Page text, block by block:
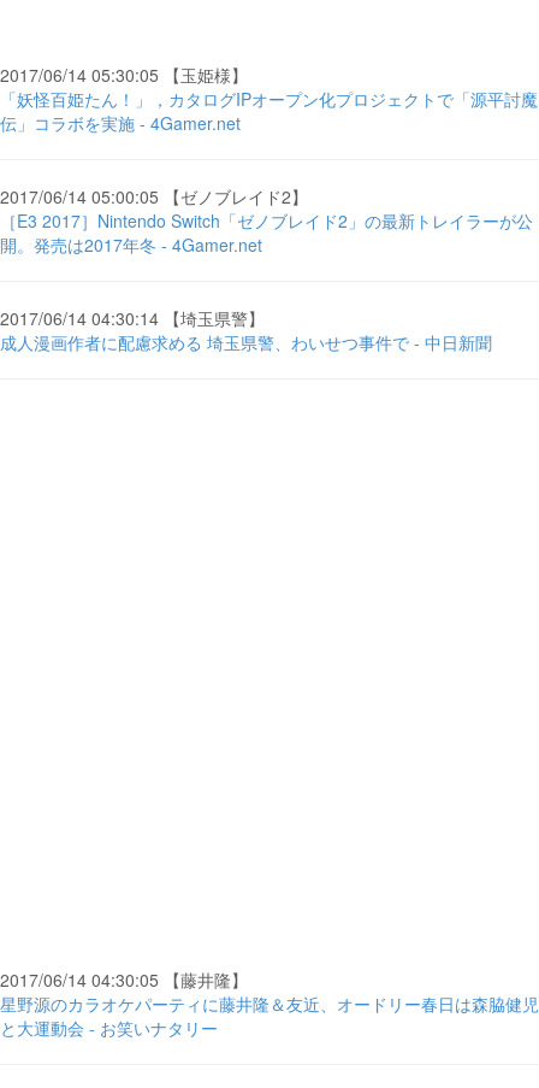
2017/06/14 05:30:05 【玉姫様】
「妖怪百姫たん！」，カタログIPオープン化プロジェクトで「源平討魔
伝」コラボを実施 - 4Gamer.net
2017/06/14 05:00:05 【ゼノブレイド2】
［E3 2017］Nintendo Switch「ゼノブレイド2」の最新トレイラーが公
開。発売は2017年冬 - 4Gamer.net
2017/06/14 04:30:14 【埼玉県警】
成人漫画作者に配慮求める 埼玉県警、わいせつ事件で - 中日新聞
2017/06/14 04:30:05 【藤井隆】
星野源のカラオケパーティに藤井隆＆友近、オードリー春日は森脇健児
と大運動会 - お笑いナタリー